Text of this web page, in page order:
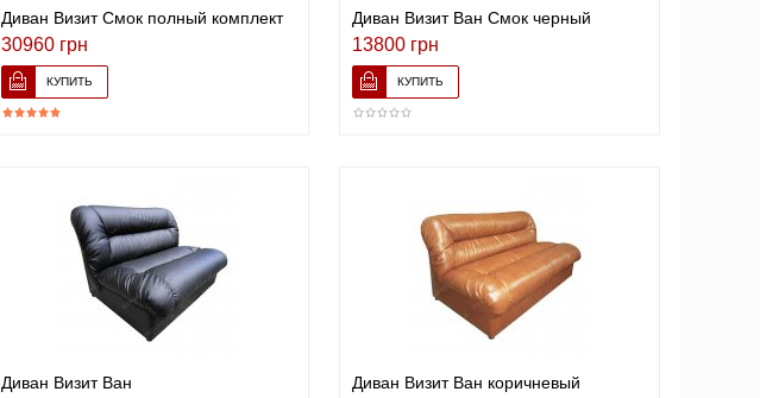
Диван Визит Смок полный комплект
30960 грн
Диван Визит Ван Смок черный
13800 грн
Диван Визит Ван Диван Визит Ван коричневый